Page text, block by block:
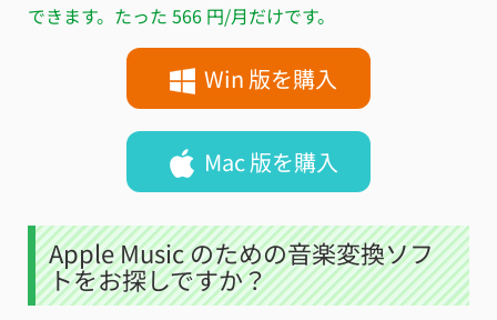
できます。たった 566 円/月だけです。
Win 版を購入
Mac 版を購入
Apple Music のための音楽変換ソフ
トをお探しですか？